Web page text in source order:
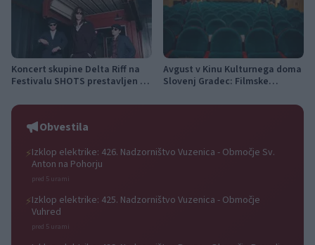
Koncert skupine Delta Riff na
Festivalu SHOTS prestavljen na
Avgust v Kinu Kulturnega doma
Slovenj Gradec: Filmske
počitniški kino
Obvestila
⚡Izklop elektrike: 426. Nadzorništvo Vuzenica - Območje Sv.
Anton na Pohorju
pred 5 urami
⚡Izklop elektrike: 425. Nadzorništvo Vuzenica - Območje
Vuhred
pred 5 urami